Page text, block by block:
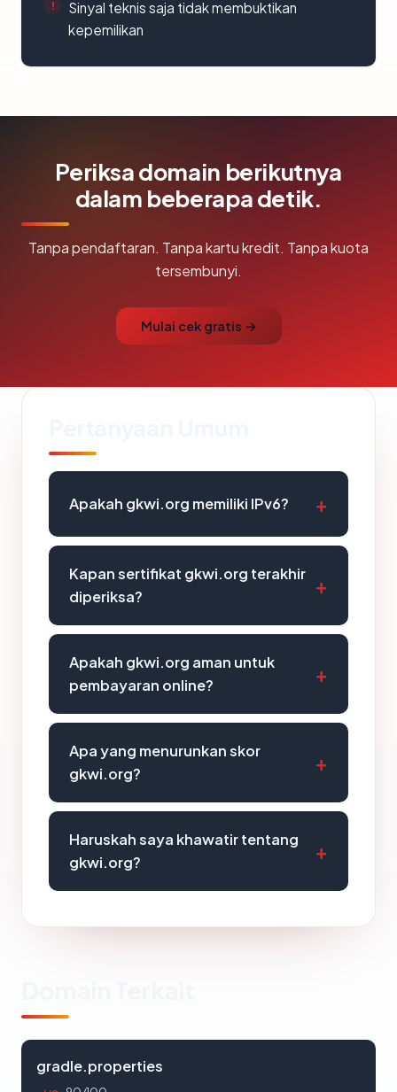
Sinyal teknis saja tidak membuktikan
kepemilikan
Periksa domain berikutnya
dalam beberapa detik.
Tanpa pendaftaran. Tanpa kartu kredit. Tanpa kuota
tersembunyi.
Mulai cek gratis →
Apakah gkwi.org memiliki IPv6?
Kapan sertifikat gkwi.org terakhir
diperiksa?
Apakah gkwi.org aman untuk
pembayaran online?
Apa yang menurunkan skor
gkwi.org?
Haruskah saya khawatir tentang
gkwi.org?
gradle.properties